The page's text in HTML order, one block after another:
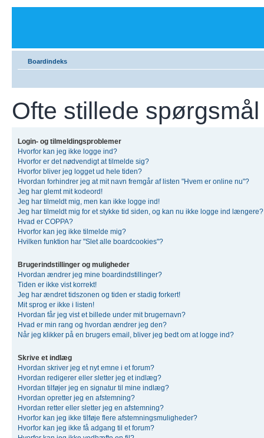
Boardindeks
Ofte stillede spørgsmål
Login- og tilmeldingsproblemer
Hvorfor kan jeg ikke logge ind?
Hvorfor er det nødvendigt at tilmelde sig?
Hvorfor bliver jeg logget ud hele tiden?
Hvordan forhindrer jeg at mit navn fremgår af listen "Hvem er online nu"?
Jeg har glemt mit kodeord!
Jeg har tilmeldt mig, men kan ikke logge ind!
Jeg har tilmeldt mig for et stykke tid siden, og kan nu ikke logge ind
Hvad er COPPA?
Hvorfor kan jeg ikke tilmelde mig?
Hvilken funktion har "Slet alle boardcookies"?
Brugerindstillinger og muligheder
Hvordan ændrer jeg mine boardindstillinger?
Tiden er ikke vist korrekt!
Jeg har ændret tidszonen og tiden er stadig forkert!
Mit sprog er ikke i listen!
Hvordan får jeg vist et billede under mit brugernavn?
Hvad er min rang og hvordan ændrer jeg den?
Når jeg klikker på en brugers email, bliver jeg bedt om at logge ind?
Skrive et indlæg
Hvordan skriver jeg et nyt emne i et forum?
Hvordan redigerer eller sletter jeg et indlæg?
Hvordan tilføjer jeg en signatur til mine indlæg?
Hvordan opretter jeg en afstemning?
Hvordan retter eller sletter jeg en afstemning?
Hvorfor kan jeg ikke tilføje flere afstemningsmuligheder?
Hvorfor kan jeg ikke få adgang til et forum?